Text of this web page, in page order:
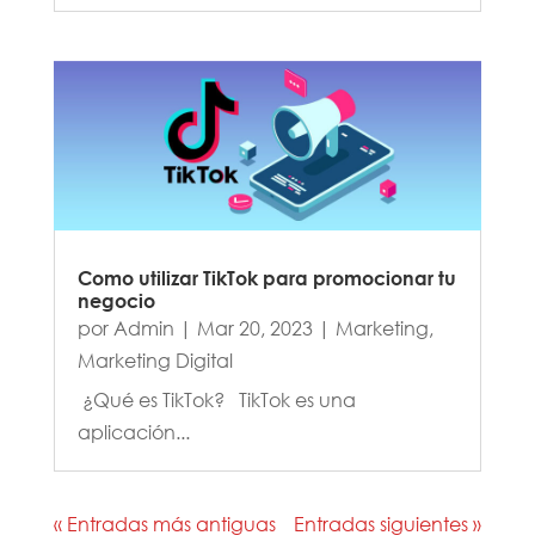
Como utilizar TikTok para promocionar tu
negocio
por Admin | Mar 20, 2023| Marketing,
Marketing Digital
¿Qué es TikTok? TikTok es una
aplicación...
« Entradas más antiguas Entradas siguientes »